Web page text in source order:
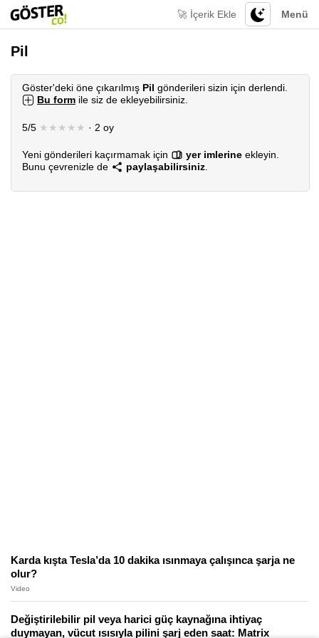
Menü
🚀 İçerik Ekle
Pil
Göster'deki öne çıkarılmış Pil gönderileri sizin için derlendi.
Bu form ile siz de ekleyebilirsiniz.
5/5 ★★★★★ · 2 oy
Yeni gönderileri kaçırmamak için yer imlerine ekleyin.
Bunu çevrenizle de
paylaşabilirsiniz
Karda kışta Tesla’da 10 dakika ısınmaya çalışınca şarja ne
olur?
Video
Değiştirilebilir pil veya harici güç kaynağına ihtiyaç
duymayan, vücut ısısıyla pilini şarj eden saat: Matrix